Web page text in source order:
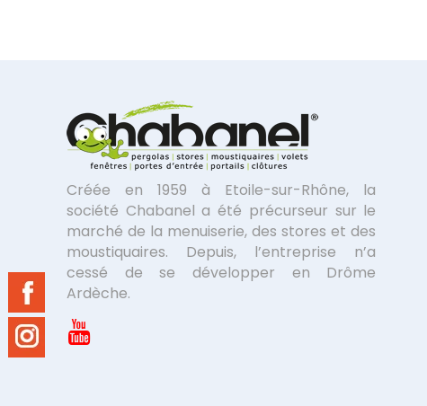
Créée en 1959 à Etoile-sur-Rhône, la
société Chabanel a été précurseur sur le
marché de la menuiserie, des stores et des
moustiquaires. Depuis, l’entreprise n’a
cessé de se développer en Drôme
Ardèche.